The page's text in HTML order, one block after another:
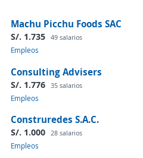
Machu Picchu Foods SAC
S/. 1.735 49 salarios
Empleos
Consulting Advisers
S/. 1.776 35 salarios
Empleos
Construredes S.A.C.
S/. 1.000 28 salarios
Empleos